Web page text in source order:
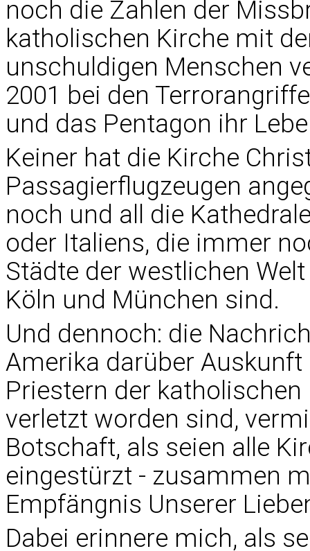
noch die Zahlen der
katholischen Kirche mit
unschuldigen Menschen
2001 bei den
und das Pentagon ihr
Keiner hat die Kirche
Passagierflugzeugen
noch und all die
oder Italiens, die immer
Städte der westlichen
Köln und München sind.
Und dennoch: die
Amerika darüber Auskunft
Priestern der
verletzt worden sind,
Botschaft, als seien alle
eingestürzt - zusammen
Empfängnis Unserer
Dabei erinnere mich, als